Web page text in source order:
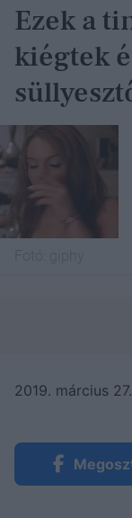
Ezek a
kiégtek
2019. március 27.